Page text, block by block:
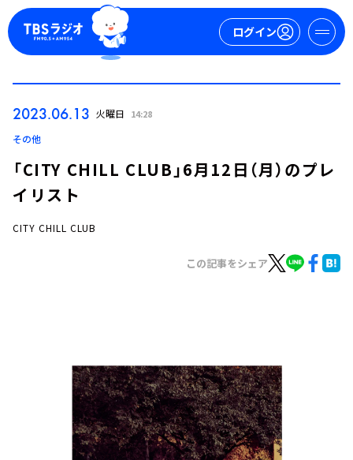
ログイン
お知らせ
イベント・グッズ
YouTube
会社情報
2023.06.13 火曜日 14:28
その他
「CITY CHILL CLUB」6月12日（月）のプレ
イリスト
CITY CHILL CLUB
この記事をシェア